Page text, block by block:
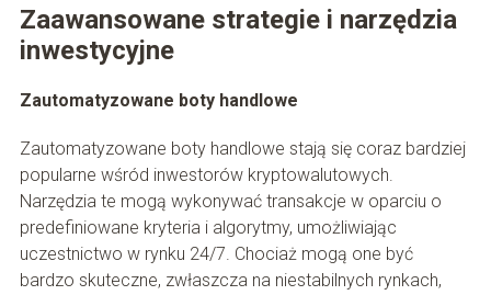
Zaawansowane strategie i narzędzia
inwestycyjne
Zautomatyzowane boty handlowe
Zautomatyzowane boty handlowe stają się coraz bardziej
popularne wśród inwestorów kryptowalutowych.
Narzędzia te mogą wykonywać transakcje w oparciu o
predefiniowane kryteria i algorytmy, umożliwiając
uczestnictwo w rynku 24/7. Chociaż mogą one być
bardzo skuteczne, zwłaszcza na niestabilnych rynkach,